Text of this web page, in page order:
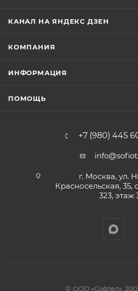
КАНАЛ НА ЯНДЕКС ДЗЕН
КОМПАНИЯ
ИНФОРМАЦИЯ
ПОМОЩЬ
+7 (980) 445
г. Москва, ул.
Красносельская, 35,
323, этаж
© ООО «Софтел»,